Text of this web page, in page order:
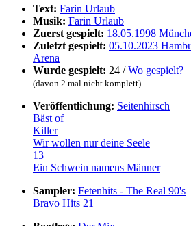
Text: Farin Urlaub
Musik: Farin Urlaub
Zuerst gespielt: 18.05.1998
Zuletzt gespielt: 05.10.2023
Arena
Wurde gespielt: 24 /Wo gespielt?
(davon 2 mal nicht komplett)
Veröffentlichung: Seitenhirsch
Bäst of
Killer
Wir wollen nur deine Seele
13
Ein Schwein namens Männer
Sampler: Fetenhits - The Real 90's
Bravo Hits 21